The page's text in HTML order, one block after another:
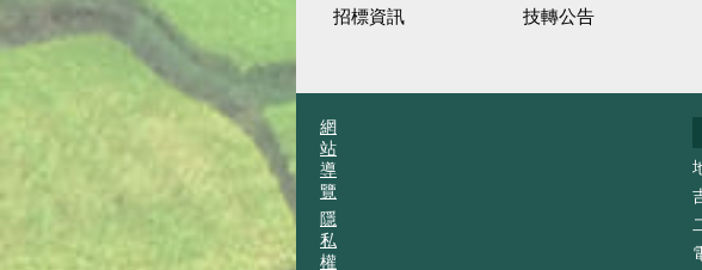
招標資訊 技轉公告
網
站
導
覽
隱
私
權